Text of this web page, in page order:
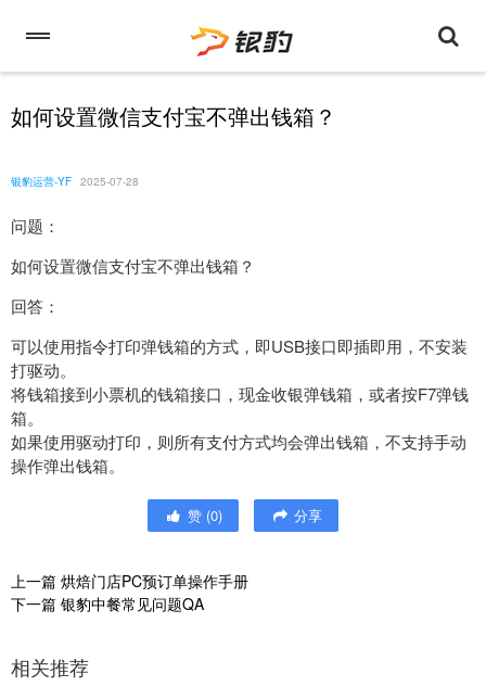
如何设置微信支付宝不弹出钱箱？
银豹运营-YF 2025-07-28
问题：
如何设置微信支付宝不弹出钱箱？
回答：
可以使用指令打印弹钱箱的方式，即USB接口即插即用，不安装
打驱动。
将钱箱接到小票机的钱箱接口，现金收银弹钱箱，或者按F7弹钱
箱。
如果使用驱动打印，则所有支付方式均会弹出钱箱，不支持手动
操作弹出钱箱。
赞 (0) 分享
上一篇 烘焙门店PC预订单操作手册
下一篇 银豹中餐常见问题QA
相关推荐